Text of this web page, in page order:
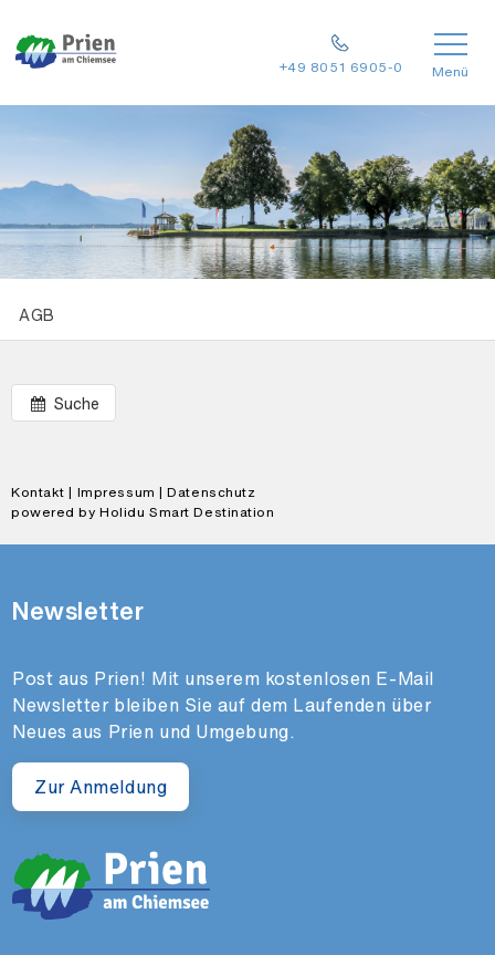
+49 8051 6905-0 Menü
AGB
Suche
Kontakt | Impressum |Datenschutz
powered by Holidu Smart Destination
Newsletter
Post aus Prien! Mit unserem kostenlosen E-Mail
Newsletter bleiben Sie auf dem Laufenden über
Neues aus Prien und Umgebung.
Zur Anmeldung